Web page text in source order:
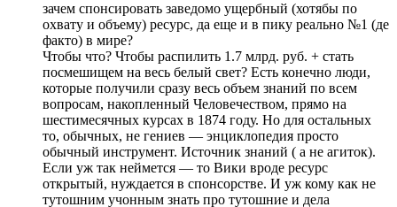
зачем спонсировать заведомо ущербный (хотябы по
охвату и объему) ресурс, да еще и в пику реально №1 (де
факто) в мире?
Чтобы что? Чтобы распилить 1.7 млрд. руб. + стать
посмешищем на весь белый свет? Есть конечно люди,
которые получили сразу весь объем знаний по всем
вопросам, накопленный Человечеством, прямо на
шестимесячных курсах в 1874 году. Но для остальных
то, обычных, не гениев — энциклопедия просто
обычный инструмент. Источник знаний ( а не агиток).
Если уж так неймется — то Вики вроде ресурс
открытый, нуждается в спонсорстве. И уж кому как не
тутошним учонным знать про тутошние и дела